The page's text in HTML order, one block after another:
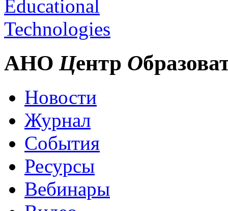
АНО Центр О
Новости
Журнал
События
Ресурсы
Вебинары